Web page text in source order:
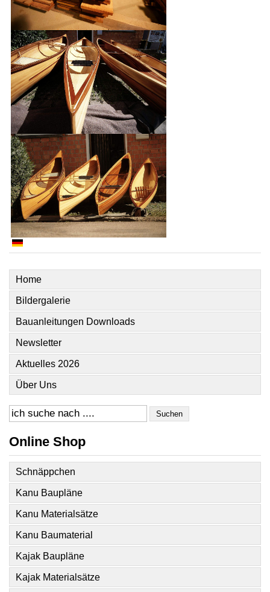
Home
Bildergalerie
Bauanleitungen Downloads
Newsletter
Aktuelles 2026
Über Uns
Suchen
Online Shop
Schnäppchen
Kanu Baupläne
Kanu Materialsätze
Kanu Baumaterial
Kajak Baupläne
Kajak Materialsätze